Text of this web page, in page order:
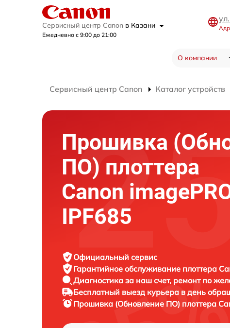
Сервисный центр Canon в Казани
Ежедневно с 9:00 до 21:00
О компании
Сервисный центр Canon Каталог устройств
Прошивка
ПО) плоттера
Canon
IPF685
Официальный сервис
Гарантийное обслуживание плоттера
Диагностика за наш счет, ремонт по
Бесплатный выезд курьера в день
Прошивка (Обновление ПО) плоттера